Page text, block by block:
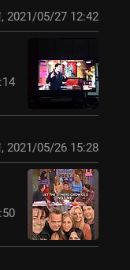
, 2021/05/27 12:42
, 2021/05/26 15:28